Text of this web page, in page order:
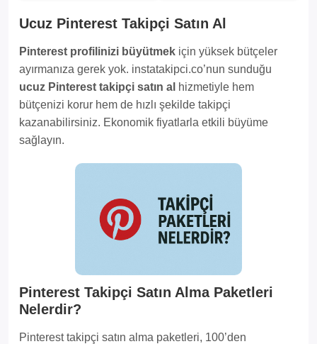
Ucuz Pinterest Takipçi Satın Al
Pinterest profilinizi büyütmek için yüksek bütçeler
ayırmanıza gerek yok. instatakipci.co’nun sunduğu
ucuz Pinterest takipçi satın al hizmetiyle hem
bütçenizi korur hem de hızlı şekilde takipçi
kazanabilirsiniz. Ekonomik fiyatlarla etkili büyüme
sağlayın.
Pinterest Takipçi Satın Alma Paketleri
Nelerdir?
Pinterest takipçi satın alma paketleri, 100’den